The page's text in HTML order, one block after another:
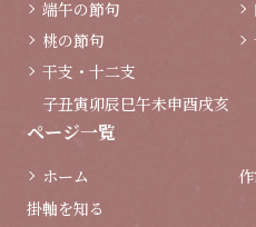
端午の節句
桃の節句
干支・十二支
子丑寅卯辰巳午未申酉戌亥
ページ一覧
ホーム
掛軸を知る